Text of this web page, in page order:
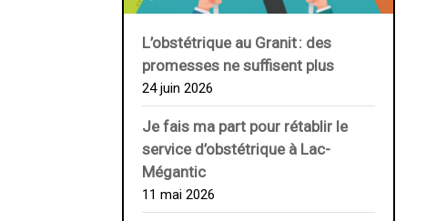
L’obstétrique au ­Granit : des
promesses ne suffisent plus
24 juin 2026
Je fais ma part pour rétablir le
service d’obstétrique à Lac-
Mégantic
11 mai 2026